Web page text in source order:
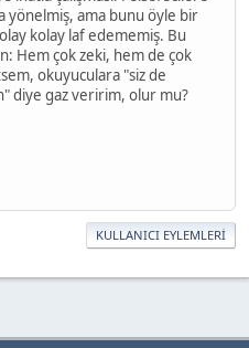
yönelmiş, ama bunu öyle bir
kolay laf edememiş. Bu
Hem çok zeki, hem de çok
okuyuculara "siz de
diye gaz veririm, olur mu?
KULLANICI EYLEMLERI